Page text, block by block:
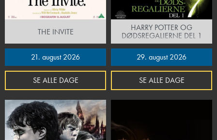
THE INVITE
21. august 2026
SE ALLE DAGE
HARRY POTTER OG
DØDSREGALIERNE DEL 1
29. august 2026
SE ALLE DAGE